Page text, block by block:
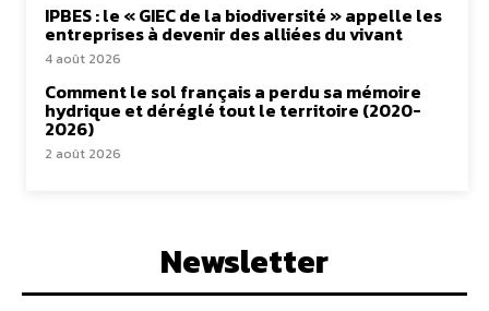
IPBES : le « GIEC de la biodiversité » appelle les
entreprises à devenir des alliées du vivant
4 août 2026
Comment le sol français a perdu sa mémoire
hydrique et déréglé tout le territoire (2020-
2026)
2 août 2026
Newsletter